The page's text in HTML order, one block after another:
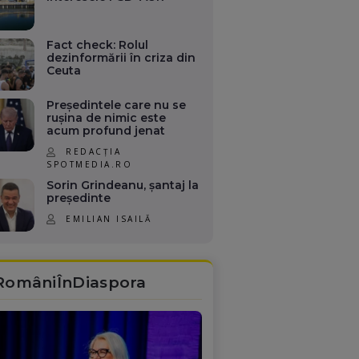
Fact check: Rolul
dezinformării în criza din
Ceuta
Președintele care nu se
rușina de nimic este
acum profund jenat
REDACȚIA
SPOTMEDIA.RO
Sorin Grindeanu, șantaj la
președinte
EMILIAN ISAILĂ